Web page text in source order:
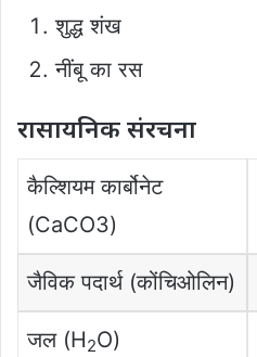
शुद्ध शंख
नींबू का रस
रासायनिक संरचना
कैल्शियम कार्बोनेट
(CaCO3)
जैविक पदार्थ (कोंचिओलिन)
जल (H2O)